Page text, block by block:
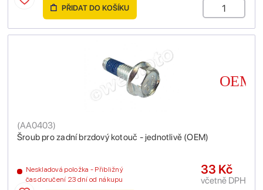
PŘIDAT DO KOŠÍKU
Šroub pro zadní brzdový kotouč - jednotlivě (OEM)
(AA0403)
Neskladová položka - Přibližný
čas doručení 23 dní od nákupu
33 Kč
včetně DPH